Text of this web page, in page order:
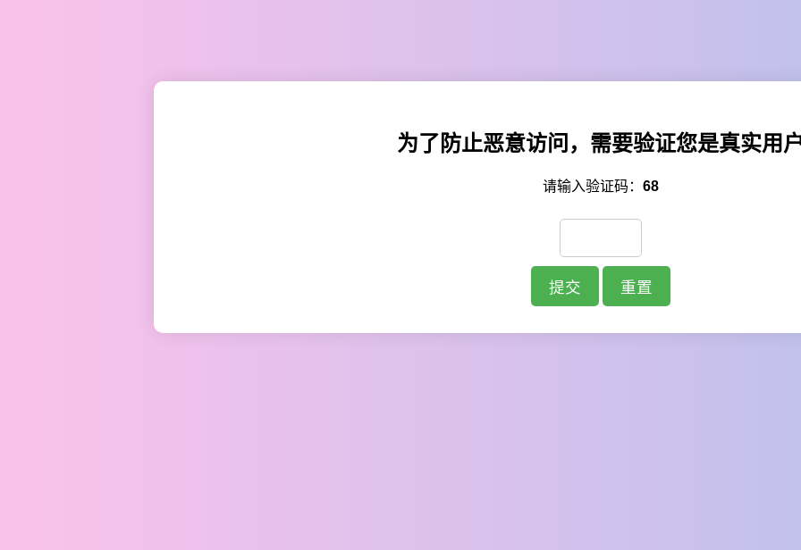
为了防止恶意访问，需要验证您是真实用
请输入验证码： 68
提交 重置